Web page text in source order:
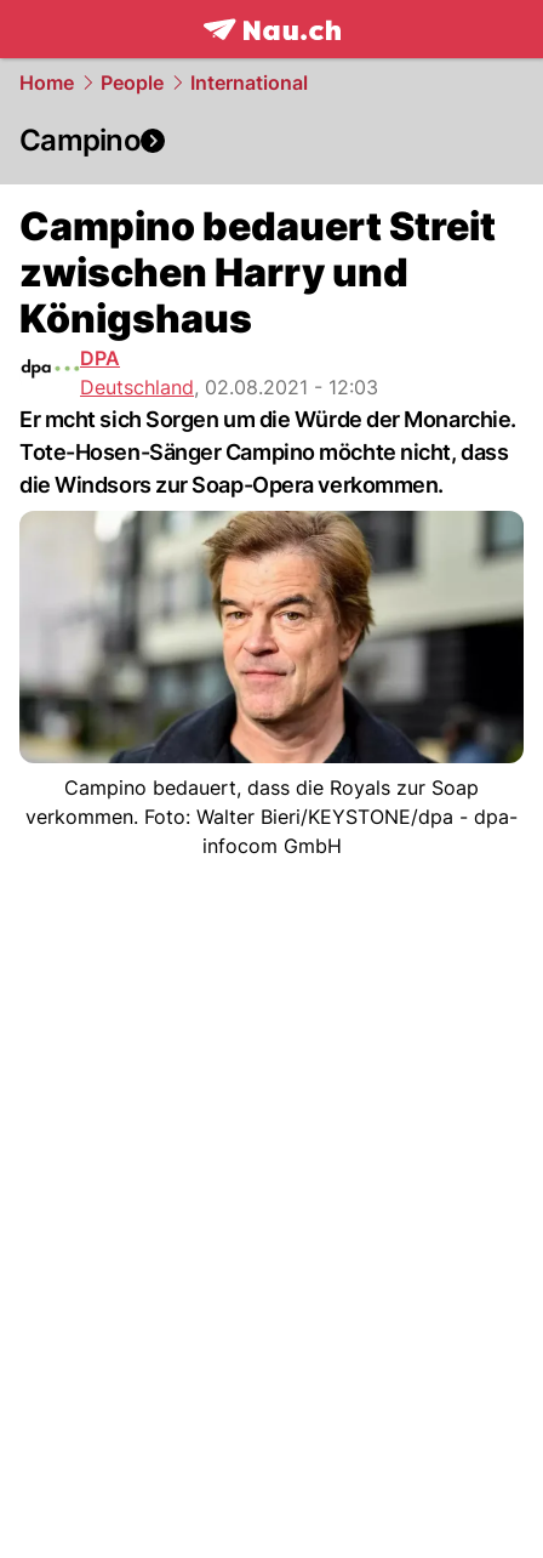
frontpage.NAU.ch
Home People International
Campino
Campino bedauert Streit
zwischen Harry und
Königshaus
DPA
Deutschland, 02.08.2021 - 12:03
Er mcht sich Sorgen um die Würde der Monarchie.
Tote-Hosen-Sänger Campino möchte nicht, dass
die Windsors zur Soap-Opera verkommen.
Campino bedauert, dass die Royals zur Soap
verkommen. Foto: Walter Bieri/KEYSTONE/dpa - dpa-
infocom GmbH